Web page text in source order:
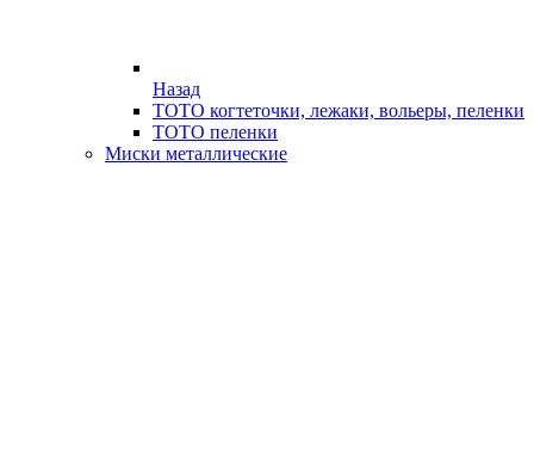
Назад
ТОТО когтеточки, лежаки, вольеры, пеленки
ТОТО пеленки
Миски металлические